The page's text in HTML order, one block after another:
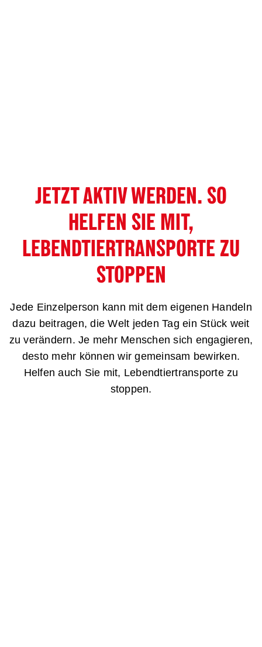
JETZT AKTIV WERDEN. SO
HELFEN SIE MIT,
LEBENDTIERTRANSPORTE ZU
STOPPEN
Jede Einzelperson kann mit dem eigenen Handeln
dazu beitragen, die Welt jeden Tag ein Stück weit
zu verändern. Je mehr Menschen sich engagieren,
desto mehr können wir gemeinsam bewirken.
Helfen auch Sie mit, Lebendtiertransporte zu
stoppen.